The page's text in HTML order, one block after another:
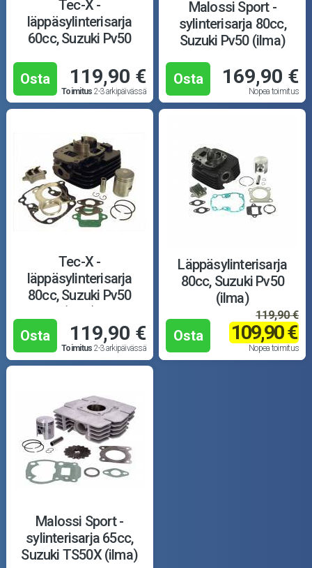
Mönkijän osat
Puutarha ja metsä
Ajovarusteet
Nastarenkaat
Renkaat ja vanteet
Öljyt ja kemikaalit
Työkalut
Outlet-tuotteet
Tec-X -
läppäsylinterisarja
60cc, Suzuki Pv50
Osta
119,90 €
Toimitus 2-3 arkipäivässä
Malossi Sport -
sylinterisarja 80cc,
Suzuki Pv50 (ilma)
Osta 169,90 €
Nopea toimitus
Tec-X -
läppäsylinterisarja
80cc, Suzuki Pv50
(ilma)
Osta
119,90 €
Toimitus 2-3 arkipäivässä
Läppäsylinterisarja
80cc, Suzuki Pv50
(ilma)
Osta
119,90 €
109,90 €
Nopea toimitus
Malossi Sport -
sylinterisarja 65cc,
Suzuki TS50X (ilma)